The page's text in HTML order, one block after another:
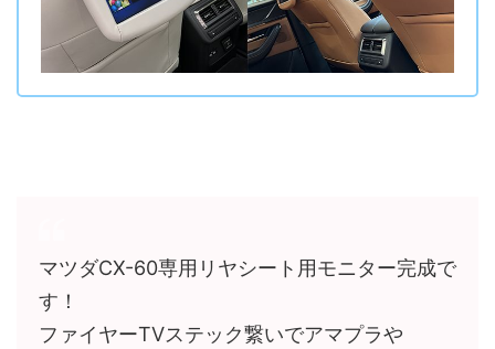
マツダCX-60専用リヤシート用モニター完成で
す！
ファイヤーTVステック繋いでアマプラや